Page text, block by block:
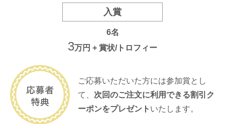
入賞
6名
3万円 + 賞状/トロフィー
ご応募いただいた方には参加賞とし
て、 次回のご注文に利用できる割引ク
ーポンをプレゼント いたします。